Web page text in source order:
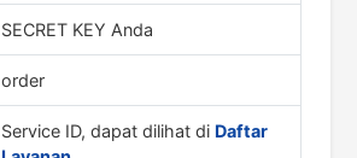
SECRET KEY Anda
order
Service ID, dapat dilihat di Daftar